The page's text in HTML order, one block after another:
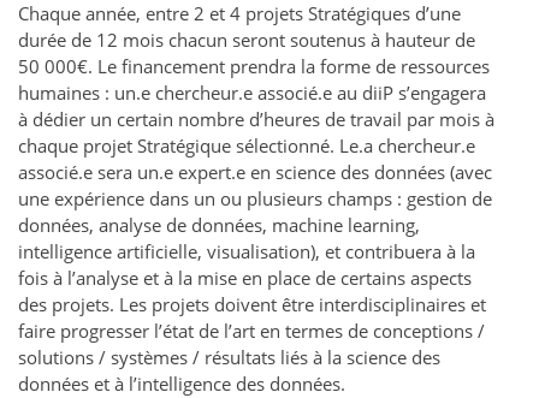
Chaque année, entre 2 et 4 projets Stratégiques d’une
durée de 12 mois chacun seront soutenus à hauteur de
50 000€. Le financement prendra la forme de ressources
humaines : un.e chercheur.e associé.e au diiP s’engagera
à dédier un certain nombre d’heures de travail par mois à
chaque projet Stratégique sélectionné. Le.a chercheur.e
associé.e sera un.e expert.e en science des données (avec
une expérience dans un ou plusieurs champs : gestion de
données, analyse de données, machine learning,
intelligence artificielle, visualisation), et contribuera à la
fois à l’analyse et à la mise en place de certains aspects
des projets. Les projets doivent être interdisciplinaires et
faire progresser l’état de l’art en termes de conceptions /
solutions / systèmes / résultats liés à la science des
données et à l’intelligence des données.